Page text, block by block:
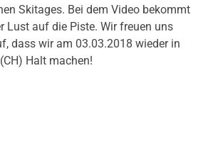
Skitages. Bei dem Video bekommt
Lust auf die Piste. Wir freuen uns
dass wir am 03.03.2018 wieder in
Halt machen!